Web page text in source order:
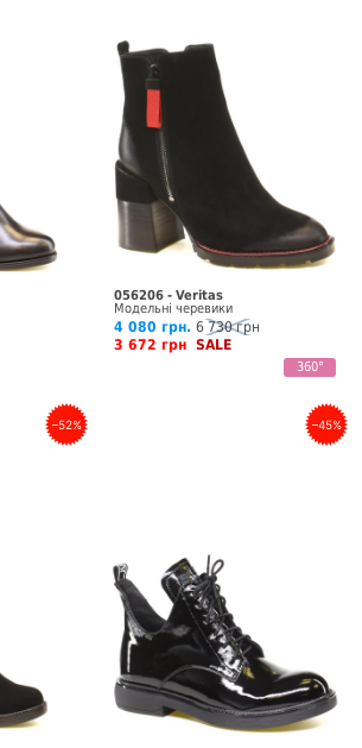
056206 - Veritas
Модельні черевики
4 080 грн. 6 730 грн
3 672 грн SALE
360°
–52% –45%